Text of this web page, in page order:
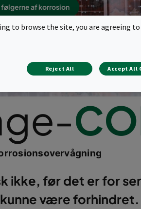
følgerne af korrosion
ikke, før det er for
være
to browse the site, you are agreeing to
Reject All Accept All